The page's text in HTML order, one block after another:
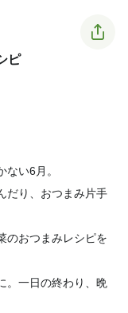
ピ
い6月。
だり、おつまみ片手
のおつまみレシピを
。一日の終わり、晩